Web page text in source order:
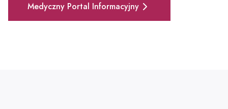
Medyczny Portal Informacyjny